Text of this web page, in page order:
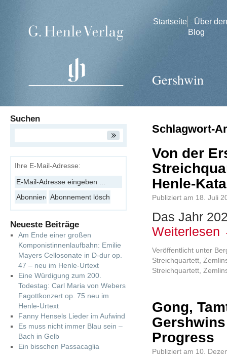
Startseite
Über den
Blog
Gershwin
Schlagwort-
Von der
Henle-
Publiziert am 18. Juli
Das Jahr
Weiterlesen
Veröffentlicht unter
Streichquartett
Streichquartett
Gong,
Progress
Publiziert am 10.
Suchen
Ihre E-Mail-Adresse:
Neueste Beiträge
Am Ende einer großen
Komponistinnenlaufbahn: Emilie
Mayers Cellosonate in D-dur op.
47 – neu im Henle-Urtext
Eine Würdigung zum 200.
Todestag: Carl Maria von Webers
Fagottkonzert op. 75 neu im
Henle-Urtext
Fanny Hensels Lieder im Aufwind
Es muss nicht immer Blau sein –
Bach in Gelb
Ein bisschen Passacaglia